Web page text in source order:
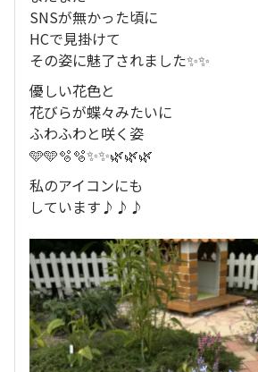
SNSが無かった頃に
HCで見掛けて
その姿に魅了されました✨️✨️
優しい花色と
花びらが蝶々みたいに
ふわふわと咲く姿
🩵🩵🫧🫧✨✨🌿🌿🌿
私のアイコンにも
しています♪♪♪